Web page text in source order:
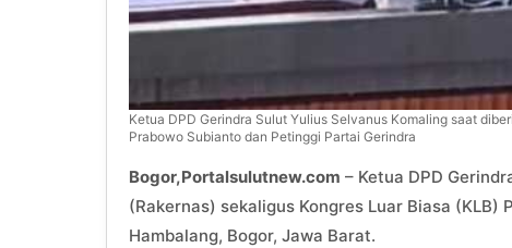
Ketua DPD Gerindra Sulut Yulius Selvanus Komaling saat
Prabowo Subianto dan Petinggi Partai Gerindra
Bogor,Portalsulutnew.com – Ketua DPD
(Rakernas) sekaligus Kongres Luar Biasa
Hambalang, Bogor, Jawa Barat.